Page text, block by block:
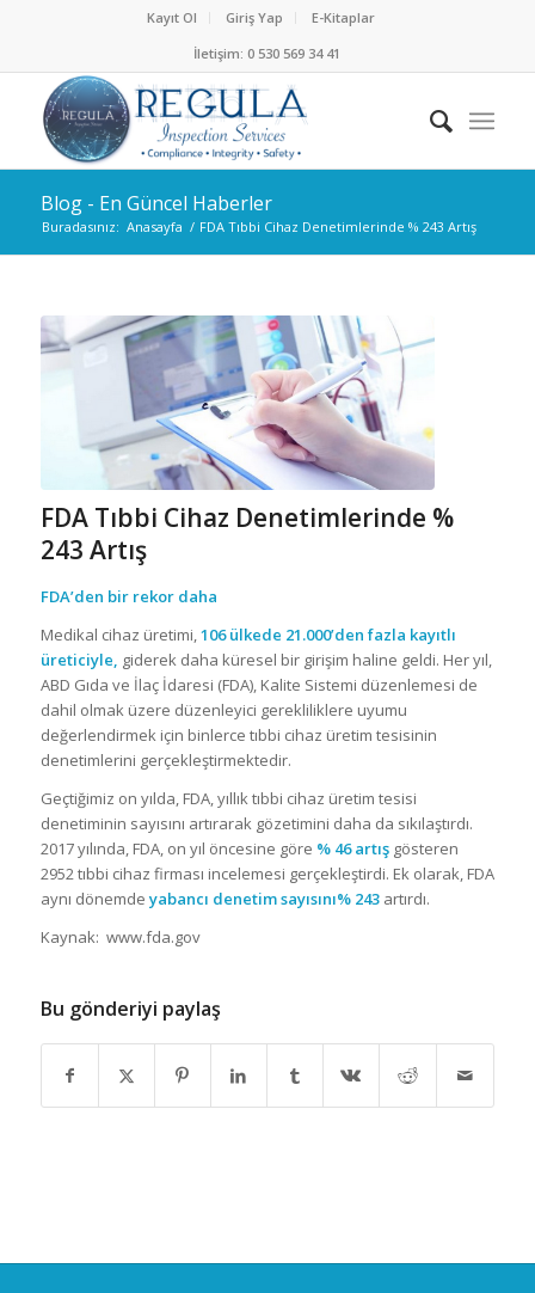
Kayıt Ol Giriş Yap
E-Kitaplar
İletişim: 0 530 569 34 41
Blog - En Güncel Haberler
Buradasınız: Anasayfa / FDA Tıbbi Cihaz Denetimlerinde % 243 Artış
FDA Tıbbi Cihaz Denetimlerinde %
243 Artış
FDA’den bir rekor daha
Medikal cihaz üretimi,106 ülkede 21.000’den fazla kayıtlı
üreticiyle, giderek daha küresel bir girişim haline geldi. Her yıl,
ABD Gıda ve İlaç İdaresi (FDA), Kalite Sistemi düzenlemesi de
dahil olmak üzere düzenleyici gerekliliklere uyumu
değerlendirmek için binlerce tıbbi cihaz üretim tesisinin
denetimlerini gerçekleştirmektedir.
Geçtiğimiz on yılda, FDA, yıllık tıbbi cihaz üretim tesisi
denetiminin sayısını artırarak gözetimini daha da sıkılaştırdı.
2017 yılında, FDA, on yıl öncesine göre % 46 artışgösteren
2952 tıbbi cihaz firması incelemesi gerçekleştirdi. Ek olarak, FDA
aynı dönemdeyabancı denetim sayısını% 243artırdı.
Kaynak: www.fda.gov
Bu gönderiyi paylaş